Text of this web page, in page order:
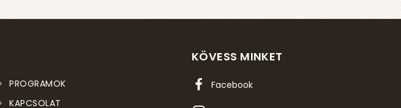
PROGRAMOK
KAPCSOLAT
KÖVESS MINKET
Facebook